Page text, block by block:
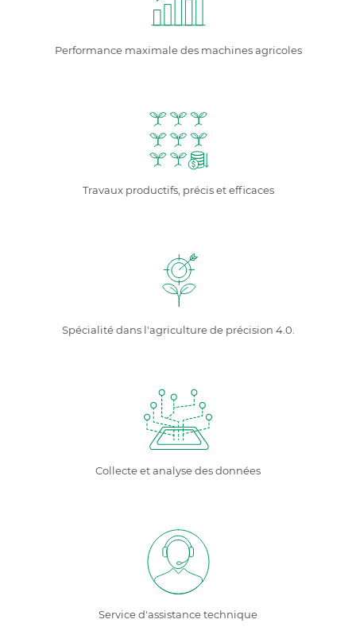
Performance maximale des machines agricoles
Travaux productifs, précis et efficaces
Spécialité dans l'agriculture de précision 4.0.
Collecte et analyse des données
Service d'assistance technique